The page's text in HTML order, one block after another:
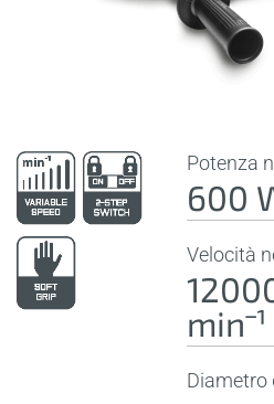
Potenza
600
Velocità
minˉ¹
Diametro